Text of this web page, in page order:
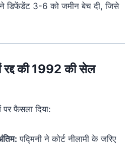
डिफेंडेंट 3-6 को जमीन बेच दी, जिसे
रद्द की 1992 की सेल
फैसला दिया:
पद्मिनी ने कोर्ट नीलामी के जरिए